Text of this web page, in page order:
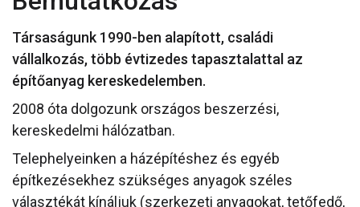
Társaságunk 1990-ben alapított, családi
vállalkozás, több évtizedes tapasztalattal az
építőanyag kereskedelemben.
2008 óta dolgozunk országos beszerzési,
kereskedelmi hálózatban.
Telephelyeinken a házépítéshez és egyéb
építkezésekhez szükséges anyagok széles
választékát kínáljuk (szerkezeti anyagokat, tetőfedő,